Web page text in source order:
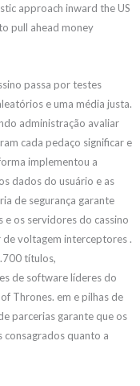
approach inward the US
pull ahead money
passa por testes
e uma média justa.
administração avaliar
cada pedaço significar e
implementou a
dados do usuário e as
de segurança garante
os servidores do cassino
voltagem interceptores .
títulos,
de software líderes do
Thrones. em e pilhas de
parcerias garante que os
consagrados quanto a